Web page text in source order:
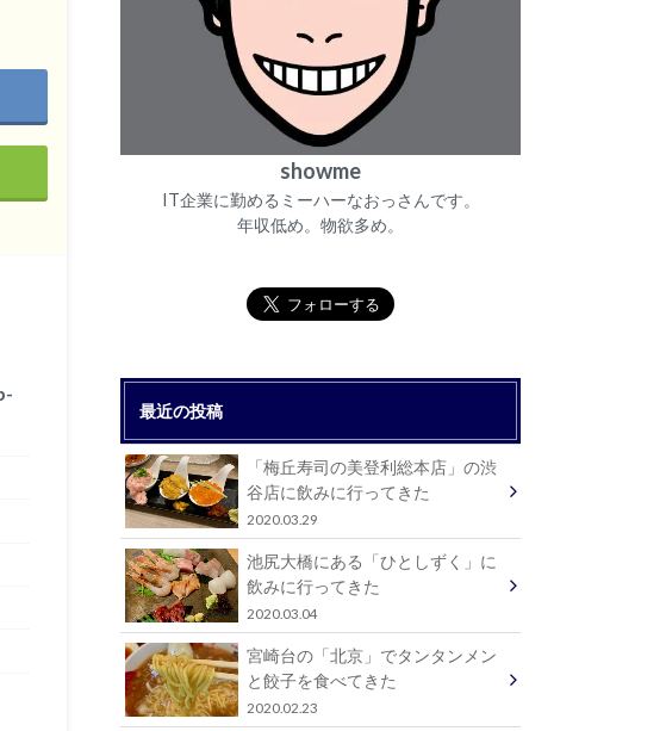
showme
IT企業に勤めるミーハーなおっさんです。
年収低め。物欲多め。
最近の投稿
「梅丘寿司の美登利総本店」の渋
谷店に飲みに行ってきた
2020.03.29
池尻大橋にある「ひとしずく」に
飲みに行ってきた
2020.03.04
宮崎台の「北京」でタンタンメン
と餃子を食べてきた
2020.02.23